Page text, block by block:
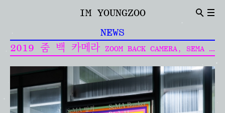
IM YOUNGZOO
ABOUT
Introduction CV
NEWS
Indivisual Project Participation Project
TEXT
Critic Review
NEWS
2019 줌 백 카메라 ZOOM BACK CAMERA, SEMA BUNKER